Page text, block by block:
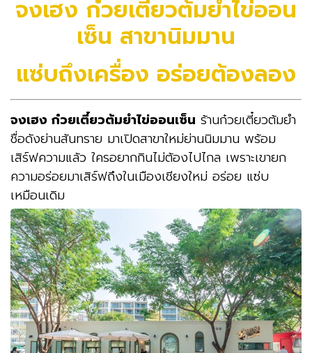
จงเฮง ก๋วยเตี๋ยวต้มยำไข่ออน
เซ็น สาขานิมมาน
แซ่บถึงเครื่อง อร่อยต้องลอง
จงเฮง ก๋วยเตี๋ยวต้มยำไข่ออนเซ็น ร้านก๋วยเตี๋ยวต้มยำ
ชื่อดังย่านสันทราย มาเปิดสาขาใหม่ย่านนิมมาน พร้อม
เสิร์ฟความแล้ว ใครอยากกินไม่ต้องไปไกล เพราะเขายก
ความอร่อยมาเสิร์ฟถึงในเมืองเชียงใหม่ อร่อย แซ่บ
เหมือนเดิม